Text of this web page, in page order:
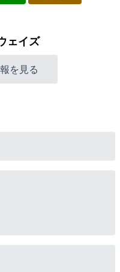
ェイズ
を見る